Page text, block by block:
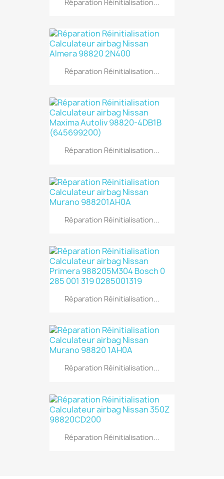
Réparation Réinitialisation...
Réparation Réinitialisation...
Réparation Réinitialisation...
Réparation Réinitialisation...
Réparation Réinitialisation...
Réparation Réinitialisation...
Réparation Réinitialisation...